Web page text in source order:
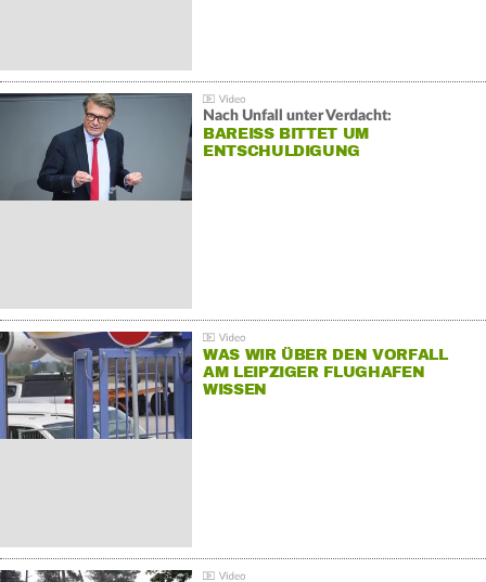
Nach Unfall unter Verdacht:
BAREISS BITTET UM E
NTSCHULDIGUNG
WAS WIR ÜBER DEN VORFALL
AM LEIPZIGER FLUGHAFEN
WISSEN